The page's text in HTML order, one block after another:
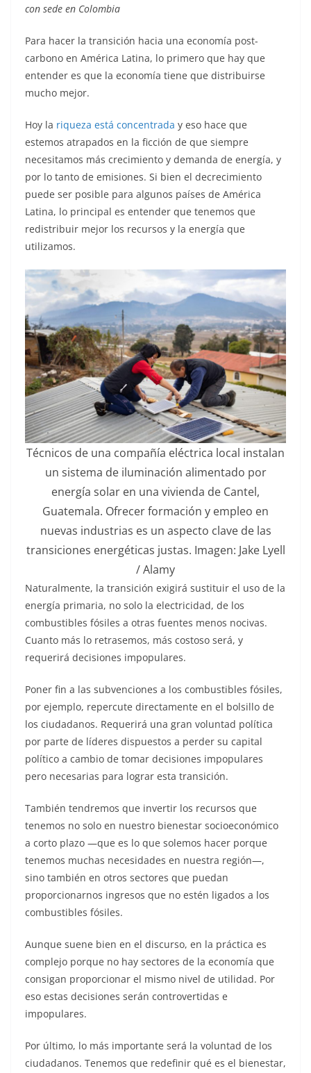
con sede en Colombia
Para hacer la transición hacia una economía post-
carbono en América Latina, lo primero que hay que
entender es que la economía tiene que distribuirse
mucho mejor.
Hoy la riqueza está concentrada y eso hace que
estemos atrapados en la ficción de que siempre
necesitamos más crecimiento y demanda de energía, y
por lo tanto de emisiones. Si bien el decrecimiento
puede ser posible para algunos países de América
Latina, lo principal es entender que tenemos que
redistribuir mejor los recursos y la energía que
utilizamos.
Técnicos de una compañía eléctrica local instalan
un sistema de iluminación alimentado por
energía solar en una vivienda de Cantel,
Guatemala. Ofrecer formación y empleo en
nuevas industrias es un aspecto clave de las
transiciones energéticas justas. Imagen: Jake Lyell
/ Alamy
Naturalmente, la transición exigirá sustituir el uso de la
energía primaria, no solo la electricidad, de los
combustibles fósiles a otras fuentes menos nocivas.
Cuanto más lo retrasemos, más costoso será, y
requerirá decisiones impopulares.
Poner fin a las subvenciones a los combustibles fósiles,
por ejemplo, repercute directamente en el bolsillo de
los ciudadanos. Requerirá una gran voluntad política
por parte de líderes dispuestos a perder su capital
político a cambio de tomar decisiones impopulares
pero necesarias para lograr esta transición.
También tendremos que invertir los recursos que
tenemos no solo en nuestro bienestar socioeconómico
a corto plazo ―que es lo que solemos hacer porque
tenemos muchas necesidades en nuestra región―,
sino también en otros sectores que puedan
proporcionarnos ingresos que no estén ligados a los
combustibles fósiles.
Aunque suene bien en el discurso, en la práctica es
complejo porque no hay sectores de la economía que
consigan proporcionar el mismo nivel de utilidad. Por
eso estas decisiones serán controvertidas e
impopulares.
Por último, lo más importante será la voluntad de los
ciudadanos. Tenemos que redefinir qué es el bienestar,